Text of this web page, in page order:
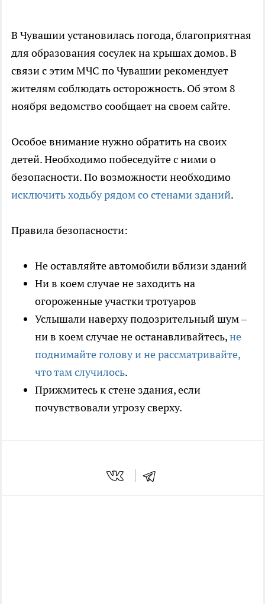
В Чувашии установилась погода, благоприятная
для образования сосулек на крышах домов. В
связи с этим МЧС по Чувашии рекомендует
жителям соблюдать осторожность. Об этом 8
ноября ведомство сообщает на своем сайте.
Особое внимание нужно обратить на своих
детей. Необходимо побеседуйте с ними о
безопасности. По возможности необходимо
исключить ходьбу рядом со стенами зданий.
Правила безопасности:
Не оставляйте автомобили вблизи зданий
Ни в коем случае не заходить на
огороженные участки тротуаров
Услышали наверху подозрительный шум –
ни в коем случае не останавливайтесь,не
поднимайте голову и не рассматривайте,
что там случилось.
Прижмитесь к стене здания, если
почувствовали угрозу сверху.